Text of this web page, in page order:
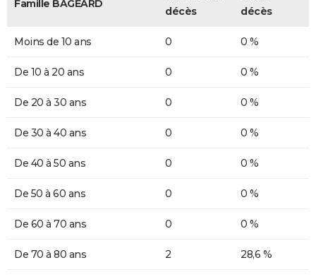
Famille BAGEARD
décès
décès
Moins de 10 ans 0 0 %
De 10 à 20 ans 0 0 %
De 20 à 30 ans 0 0 %
De 30 à 40 ans 0 0 %
De 40 à 50 ans 0 0 %
De 50 à 60 ans 0 0 %
De 60 à 70 ans 0 0 %
De 70 à 80 ans 2 28,6 %